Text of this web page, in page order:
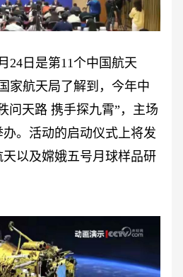
24日是第11个中国航天
家航天局了解到，今年中
问天路 携手探九霄”，主场
。活动的启动仪式上将发
以及嫦娥五号月球样品研